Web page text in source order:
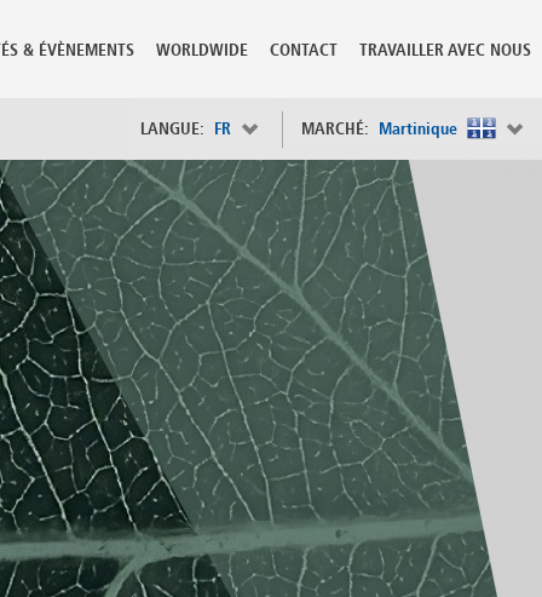
& ÉVÈNEMENTS WORLDWIDE CONTACT TRAVAILLER AVEC NOUS
LANGUE: FR MARCHÉ: Martinique
Spain
Sweden
Switzerland
Taiwan
Tanzania
Thailand
Trinidad and Tobago
Tunisia
Turkey
Ukraine
United Arab Emirates
United Kingdom
United States of
America
Uruguay